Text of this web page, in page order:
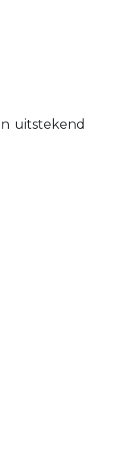
uitstekend